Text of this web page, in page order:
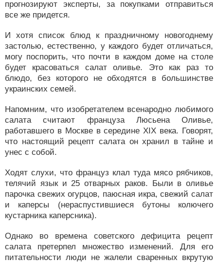
прогнозируют эксперты, за покупками отправиться
все же придется.
И хотя список блюд к праздничному новогоднему
застолью, естественно, у каждого будет отличаться,
могу поспорить, что почти в каждом доме на столе
будет красоваться салат оливье. Это как раз то
блюдо, без которого не обходятся в большинстве
украинских семей.
Напомним, что изобретателем всенародно любимого
салата считают француза Люсьена Оливье,
работавшего в Москве в середине XIX века. Говорят,
что настоящий рецепт салата он хранил в тайне и
унес с собой.
Ходят слухи, что француз клал туда мясо рябчиков,
телячий язык и 25 отварных раков. Были в оливье
парочка свежих огурцов, паюсная икра, свежий салат
и каперсы (нераспустившиеся бутоны колючего
кустарника каперсника).
Однако во времена советского дефицита рецепт
салата претерпел множество изменений. Для его
питательности люди не жалели сваренных вкрутую